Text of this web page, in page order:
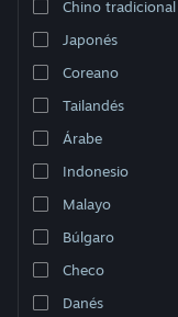
Cambiar idioma
Obtener la aplicación
Ver versión clásica
Chino tradicional
Japonés
Coreano
Tailandés
Árabe
Indonesio
Malayo
Búlgaro
Checo
Danés
0 resultado(s) coinciden
títulos según tus